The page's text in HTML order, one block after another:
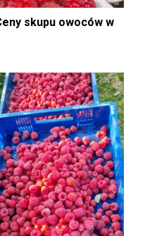
skupu owoców w